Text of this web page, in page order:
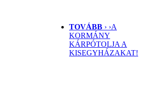
TOVÁBB › ›A
KORMÁNY
KÁRPÓTOLJA A
KISEGYHÁZAKAT!